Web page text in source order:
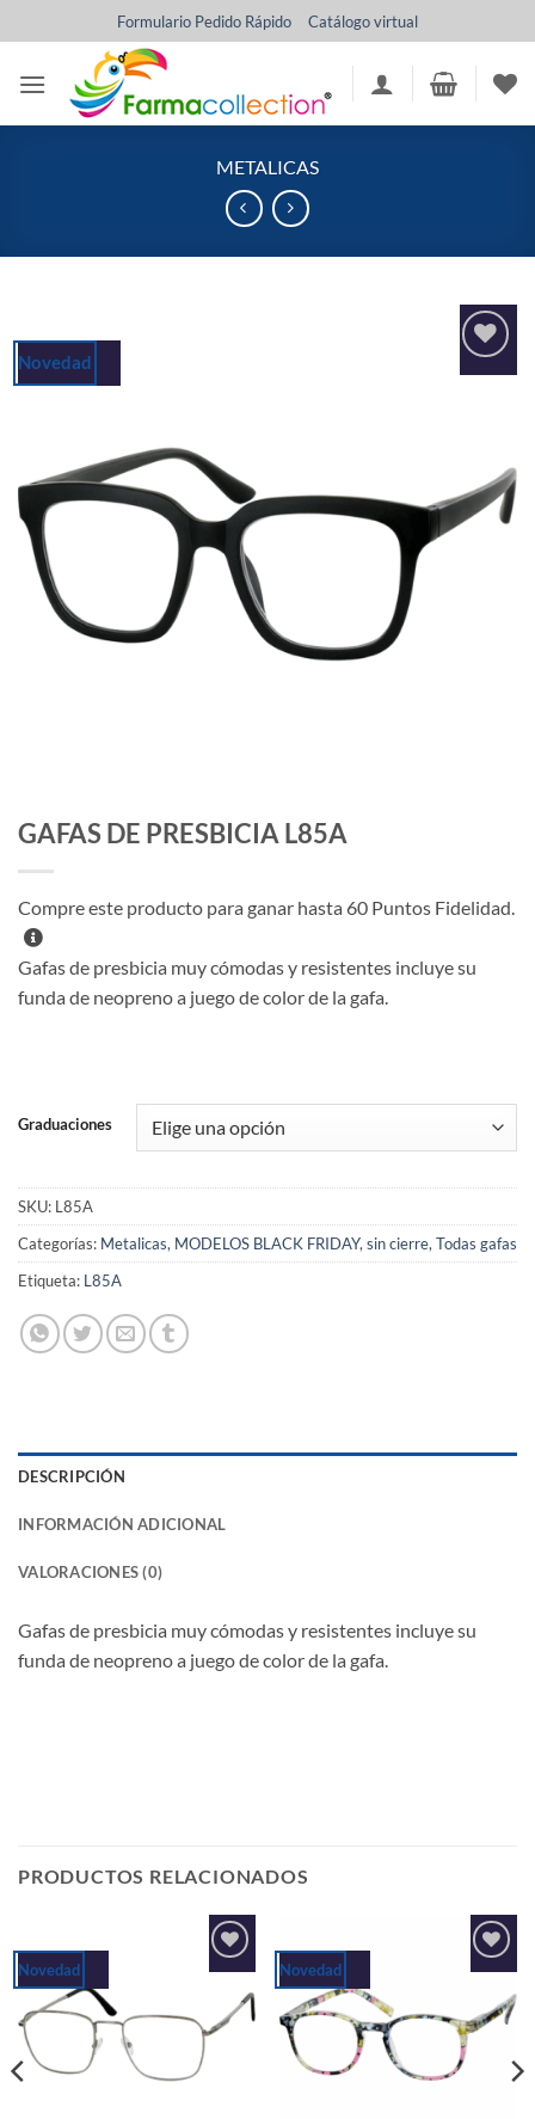
al
contenido
Formulario Pedido Rápido Catálogo virtual
METALICAS
Novedad
Añadir
GAFAS DE PRESBICIA L85A
Compre este producto para ganar hasta 60 Puntos Fidelidad.
Gafas de presbicia muy cómodas y resistentes incluye su
funda de neopreno a juego de color de la gafa.
Graduaciones
SKU: L85A
Categorías: Metalicas, MODELOS BLACK FRIDAY,sin cierre,Todas gafas
Etiqueta: L85A
DESCRIPCIÓN
INFORMACIÓN ADICIONAL
VALORACIONES (0)
Gafas de presbicia muy cómodas y resistentes incluye su
funda de neopreno a juego de color de la gafa.
PRODUCTOS RELACIONADOS
Novedad
Añadir
lista de
deseos
Novedad
Añadir
lista de
deseos